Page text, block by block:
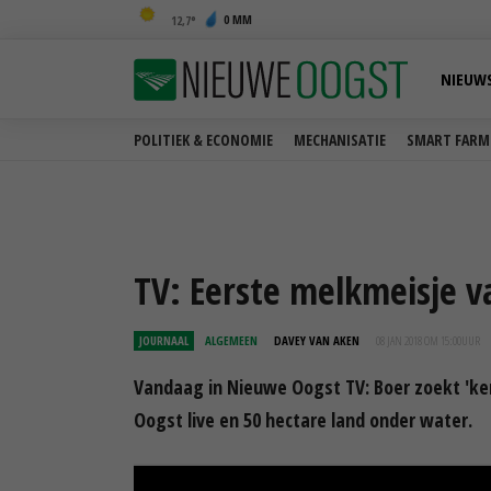
12,7 0 MM
POLITIEK & ECONOMIE MECHANISATIE SMART
TV: Eerste melkmeisje
JOURNAAL ALGEMEEN DAVEY VAN AKEN 08 JAN 2018 OM 15:00
Vandaag in Nieuwe Oogst TV: Boer zoekt
Oogst live en 50 hectare land onder water.